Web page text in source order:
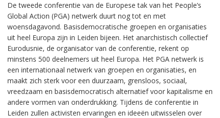
De tweede conferentie van de Europese tak van het People’s
Global Action (PGA) netwerk duurt nog tot en met
woensdagavond. Basisdemocratische groepen en organisaties
uit heel Europa zijn in Leiden bijeen. Het anarchistisch collectief
Eurodusnie, de organisator van de conferentie, rekent op
minstens 500 deelnemers uit heel Europa. Het PGA netwerk is
een internationaal netwerk van groepen en organisaties, en
maakt zich sterk voor een duurzaam, grensloos, sociaal,
vreedzaam en basisdemocratisch alternatief voor kapitalisme en
andere vormen van onderdrukking. Tijdens de conferentie in
Leiden zullen activisten ervaringen en ideeën uitwisselen over